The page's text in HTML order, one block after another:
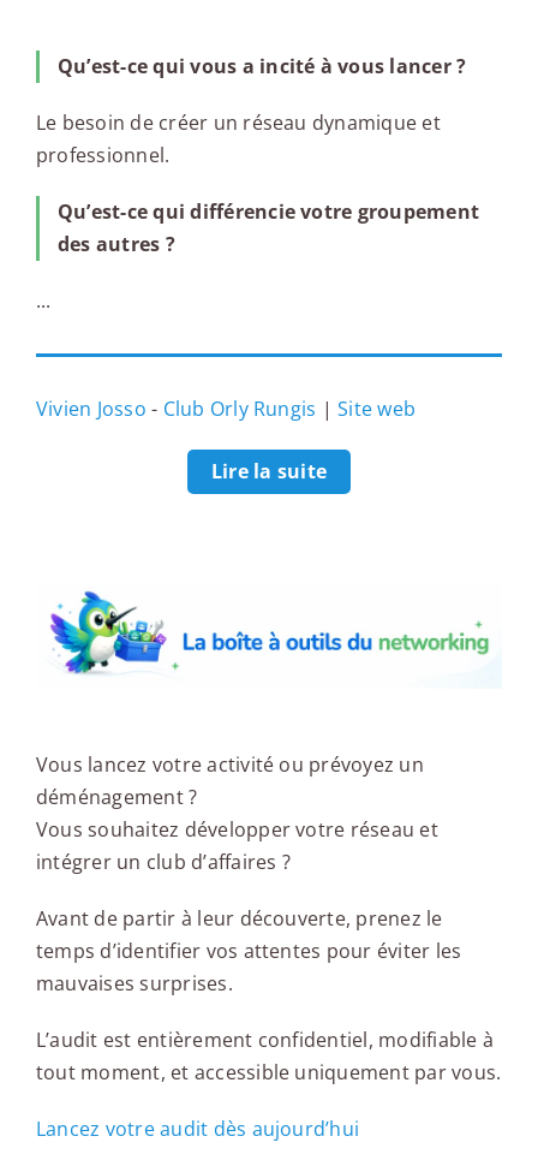
Qu’est-ce qui vous a incité à vous lancer ?
Le besoin de créer un réseau dynamique et
professionnel.
Qu’est-ce qui différencie votre groupement
des autres ?
...
Vivien Josso - Club Orly Rungis |Site web
Lire la suite
Vous lancez votre activité ou prévoyez un
déménagement ?
Vous souhaitez développer votre réseau et
intégrer un club d’affaires ?
Avant de partir à leur découverte, prenez le
temps d’identifier vos attentes pour éviter les
mauvaises surprises.
L’audit est entièrement confidentiel, modifiable à
tout moment, et accessible uniquement par vous.
Lancez votre audit dès aujourd’hui